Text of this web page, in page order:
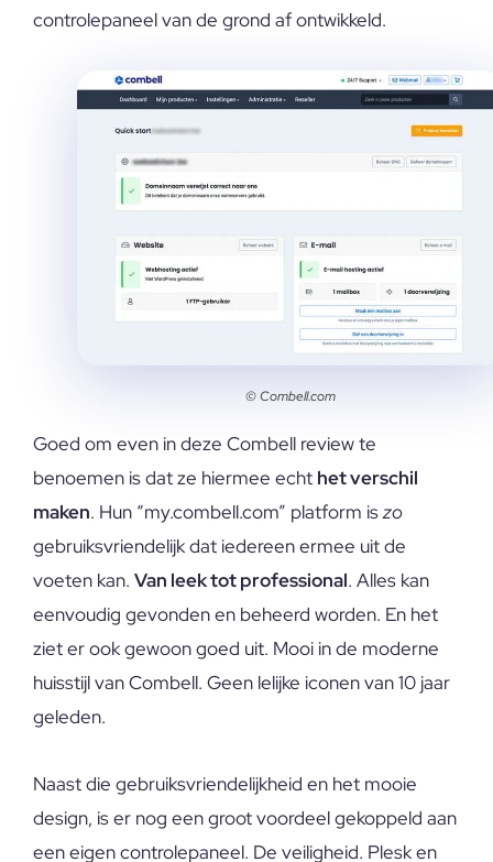
controlepaneel van de grond af ontwikkeld.
© Combell.com
Goed om even in deze Combell review te
benoemen is dat ze hiermee echt het verschil
maken. Hun “my.combell.com” platform iszo
gebruiksvriendelijk dat iedereen ermee uit de
voeten kan. Van leek tot professional. Alles kan
eenvoudig gevonden en beheerd worden. En het
ziet er ook gewoon goed uit. Mooi in de moderne
huisstijl van Combell. Geen lelijke iconen van 10 jaar
geleden.
Naast die gebruiksvriendelijkheid en het mooie
design, is er nog een groot voordeel gekoppeld aan
een eigen controlepaneel. De veiligheid. Plesk en